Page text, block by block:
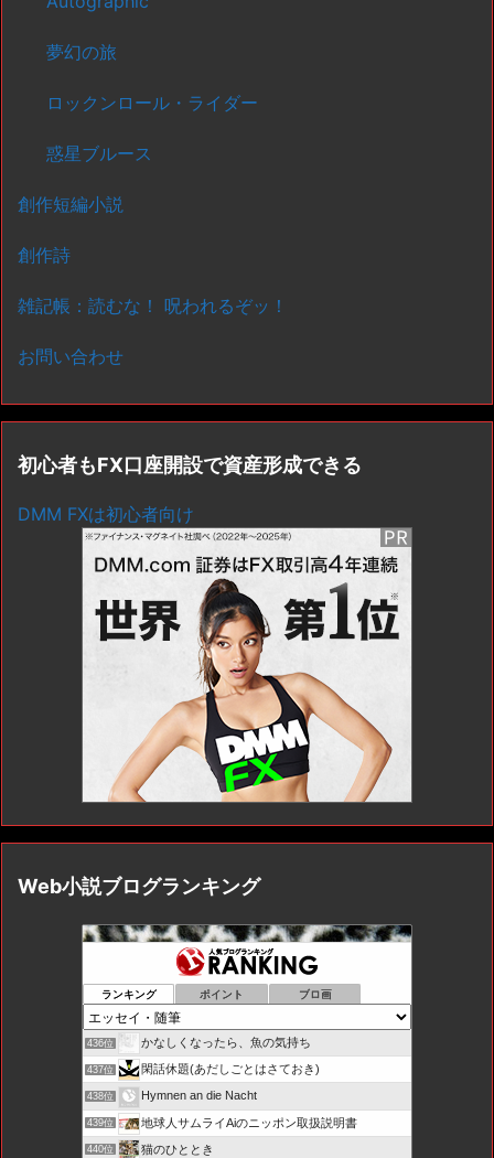
夢幻の旅
ロックンロール・ライダー
惑星ブルース
創作短編小説
創作詩
雑記帳：読むな！ 呪われるぞッ！
お問い合わせ
初心者もFX口座開設で資産形成できる
DMM FXは初心者向け
Web小説ブログランキング
ランキング ポイント ブロ画
436位 かなしくなったら、魚の気持ち
437位 閑話休題(あだしごとはさておき)
438位 Hymnen an die Nacht
439位 地球人サムライAiのニッポン取扱説明書
440位 猫のひととき